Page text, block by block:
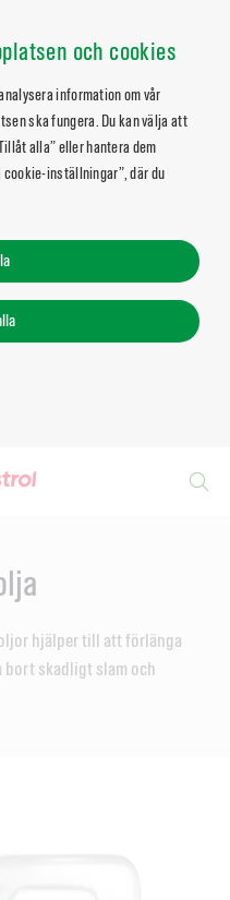
och cookies
information om vår
ska fungera. Du kan välja att
alla” eller hantera dem
inställningar”, där du
hjälper till att förlänga
bort skadligt slam och